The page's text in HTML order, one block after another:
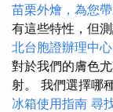
苗栗外燴，為您
有這些特性，但
北台胞證辦理中心
對於我們的膚色
射。 我們選擇哪
冰箱使用指南 尋